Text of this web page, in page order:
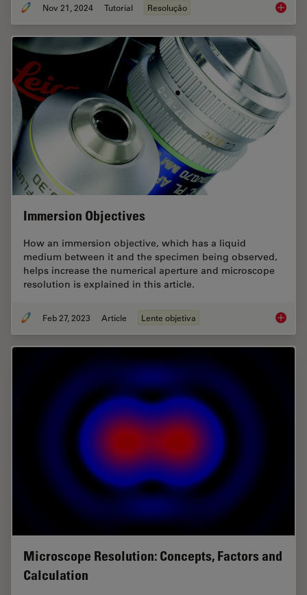
Nov 21, 2024 Tutorial Resolução What
Immersion Objectives
How an immersion objective, which has a liquid
medium between it and the specimen being observed,
helps increase the numerical aperture and microscope
resolution is explained in this article.
Feb 27, 2023 Article Lente objetiva
Microscope Resolution: Concepts, Factors and
Calculation